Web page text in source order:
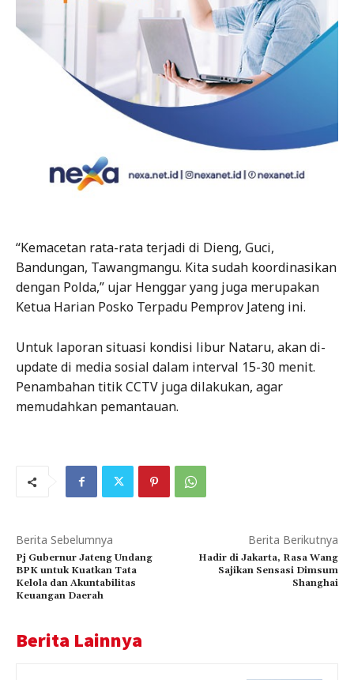
“Kemacetan rata-rata terjadi di Dieng, Guci,
Bandungan, Tawangmangu. Kita sudah koordinasikan
dengan Polda,” ujar Henggar yang juga merupakan
Ketua Harian Posko Terpadu Pemprov Jateng ini.
Untuk laporan situasi kondisi libur Nataru, akan di-
update di media sosial dalam interval 15-30 menit.
Penambahan titik CCTV juga dilakukan, agar
memudahkan pemantauan.
Berita Sebelumnya
Pj Gubernur Jateng Undang
BPK untuk Kuatkan Tata
Kelola dan Akuntabilitas
Keuangan Daerah
Berita Berikutnya
Hadir di Jakarta, Rasa Wang
Sajikan Sensasi Dimsum
Shanghai
Berita Lainnya